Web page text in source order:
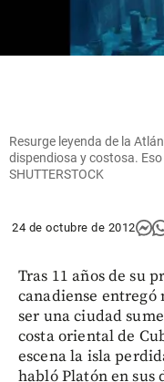
Resurge leyenda de la
dispendiosa y costosa.
SHUTTERSTOCK
24 de octubre de 2012
Tras 11 años de su
canadiense entregó
ser una ciudad
costa oriental de
escena la isla
habló Platón en sus